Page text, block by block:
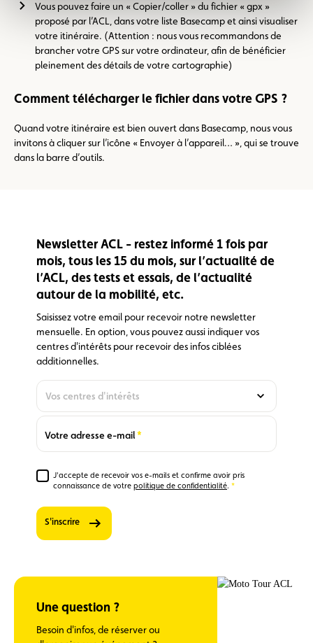
Vous pouvez faire un « Copier/coller » du fichier « gpx »
proposé par l’ACL, dans votre liste Basecamp et ainsi visualiser
votre itinéraire. (Attention : nous vous recommandons de
brancher votre GPS sur votre ordinateur, afin de bénéficier
pleinement des détails de votre cartographie)
Comment télécharger le fichier dans votre GPS ?
Quand votre itinéraire est bien ouvert dans Basecamp, nous vous
invitons à cliquer sur l’icône « Envoyer à l’appareil… », qui se trouve
dans la barre d’outils.
Newsletter ACL - restez informé 1 fois par
mois, tous les 15 du mois, sur l’actualité de
l’ACL, des tests et essais, de l’actualité
autour de la mobilité, etc.
Saisissez votre email pour recevoir notre newsletter
mensuelle. En option, vous pouvez aussi indiquer vos
centres d'intérêts pour recevoir des infos ciblées
additionnelles.
Vos centres d'intérêts
option,
indiquer
vos
d'intérêts
pour
recevoir
"Club" -
restez
informé
Votre adresse e-mail
Required
J'accepte de recevoir vos e-mails et confirme avoir pris
connaissance de votre politique de confidentialité.
Required
S'inscrire
Une question ?
Besoin d'infos, de réserver ou